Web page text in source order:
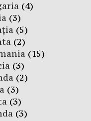
(4)
(3)
(5)
(2)
(15)
(3)
(2)
(3)
(3)
(3)